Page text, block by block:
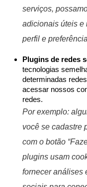
serviços,
adicionais úteis e
perfil e
Plugins de redes
tecnologias
determinadas
acessar nossos
redes.
Por exemplo:
você se cadastre
com o botão
plugins usam
fornecer análises